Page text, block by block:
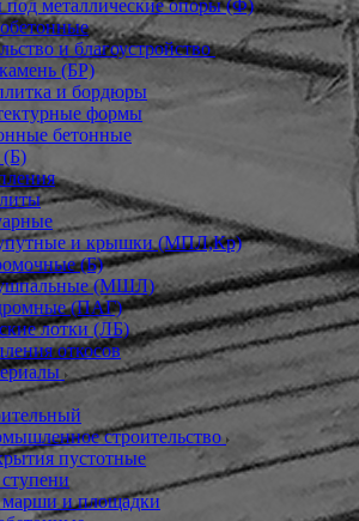
металлические опоры (Ф)
и благоустройство
(БР)
и бордюры
формы
бетонные
(Б)
и крышки (МПЛ,Кр)
(Б)
(МШЛ)
(ПАГ)
лотки (ЛБ)
откосов
строительство
пустотные
и площадки